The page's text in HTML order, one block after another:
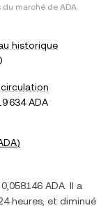
du marché de ADA.
historique
634 ADA
)
0,058146 ADA . Il a
heures, et diminué